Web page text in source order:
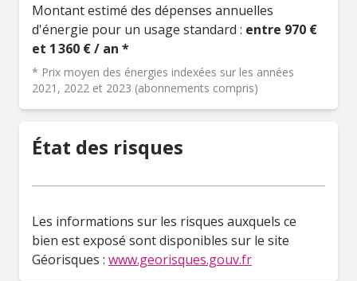
Montant estimé des dépenses annuelles
d'énergie pour un usage standard : entre 970 €
et 1 360 € / an *
* Prix moyen des énergies indexées sur les années
2021, 2022 et 2023 (abonnements compris)
État des risques
Les informations sur les risques auxquels ce
bien est exposé sont disponibles sur le site
Géorisques : www.georisques.gouv.fr